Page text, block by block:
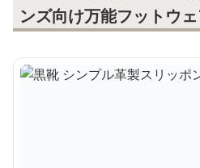
ンズ向け万能フットウ